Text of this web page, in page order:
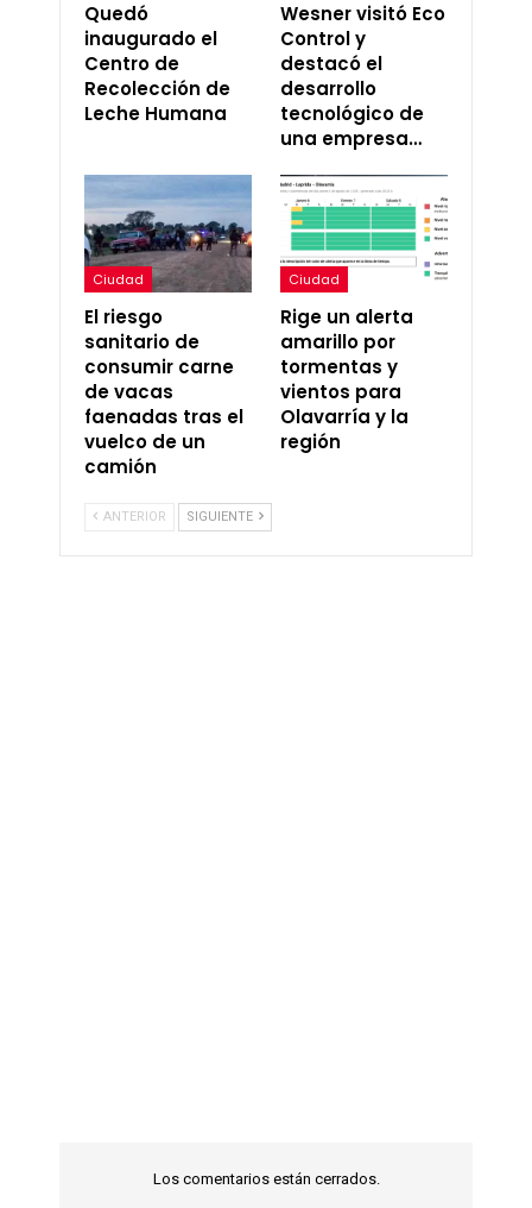
Quedó
inaugurado el
Centro de
Recolección de
Leche Humana
Wesner visitó Eco
Control y
destacó el
desarrollo
tecnológico de
una empresa…
Ciudad
El riesgo
sanitario de
consumir carne
de vacas
faenadas tras el
vuelco de un
camión
Ciudad
Rige un alerta
amarillo por
tormentas y
vientos para
Olavarría y la
región
ANTERIOR SIGUIENTE
Los comentarios están cerrados.